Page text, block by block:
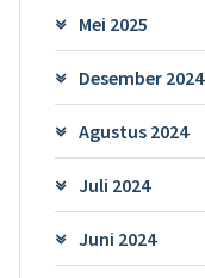
Mei 2025
Desember 2024
Agustus 2024
Juli 2024
Juni 2024